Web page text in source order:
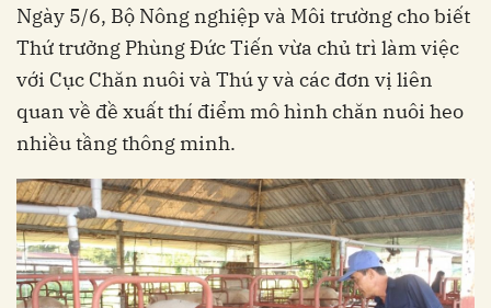
Ngày 5/6, Bộ Nông nghiệp và Môi trường cho biết
Thứ trưởng Phùng Đức Tiến vừa chủ trì làm việc
với Cục Chăn nuôi và Thú y và các đơn vị liên
quan về đề xuất thí điểm mô hình chăn nuôi heo
nhiều tầng thông minh.